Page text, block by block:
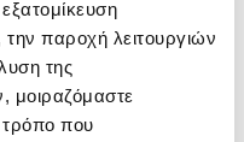
παροχή λειτουργιών
της
μοιραζόμαστε
που